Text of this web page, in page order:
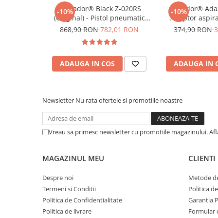
-10%
Tornador® Black Z-020RS
(Original) - Pistol pneumatic
pentru curățare
868,90 RON782,01 RON
ADAUGA IN COS
-10%
Rotador®
Adaptor
374,90 RON
ADAUGA IN
Newsletter Nu rata ofertele si promotiile noastre
Vreau sa primesc newsletter cu promotiile magazinului.
MAGAZINUL MEU
Despre noi
Termeni si Conditii
Politica de Confidentialitate
Politica de livrare
CLIENTI
Metode
Politica
Garantia
Formular